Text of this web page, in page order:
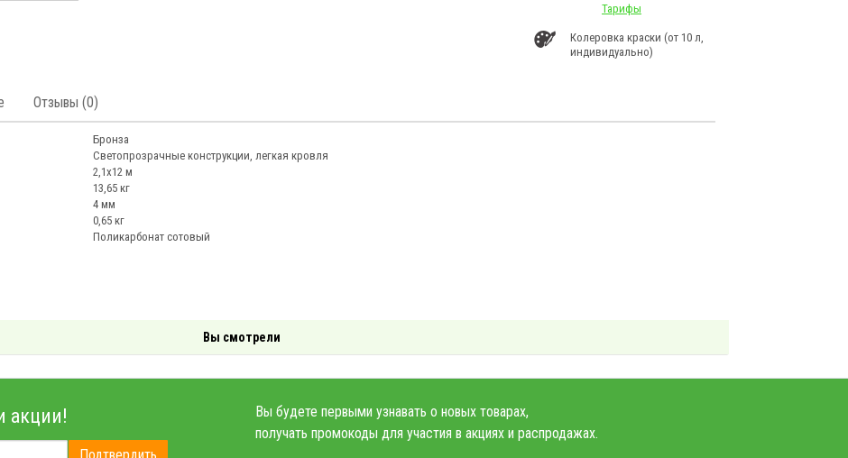
Тарифы
Колеровка краски (от 10 л,
индивидуально)
Отзывы (0)
Бронза
Светопрозрачные конструкции, легкая кровля
2,1х12 м
13,65 кг
4 мм
0,65 кг
Поликарбонат сотовый
Вы смотрели
акции!
Подтвердить
Вы будете первыми узнавать о новых товарах,
получать промокоды для участия в акциях и распродажах.